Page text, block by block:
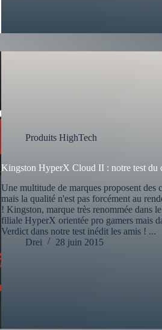
Produits HighTech
Kingston HyperX Cloud II : notre test du
Une multitude de marques proposent des
mais la qualité n'est pas forcément au
! Kingston, marque très renommée dans
filiale HyperX orientée pro gamers mais
Verdict dans notre test inédit les amis ! ...
Drei
28 juin 2015